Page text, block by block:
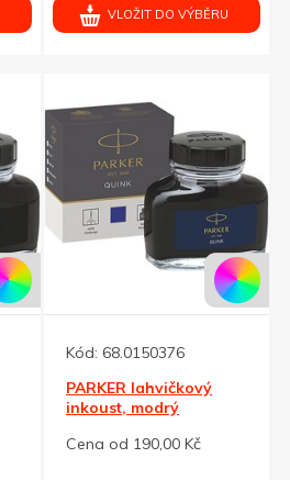
VLOŽIT DO VÝBĚRU
Kód: 68.0150376
PARKER lahvičkový
inkoust, modrý
Cena od 190,00 Kč